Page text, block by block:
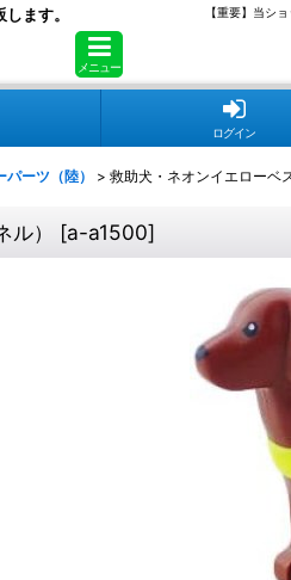
ます。 【重要】当シ
メニュー
ログイン
ーツ（陸） > 救助犬・ネオンイエローベ
） [a-a1500]